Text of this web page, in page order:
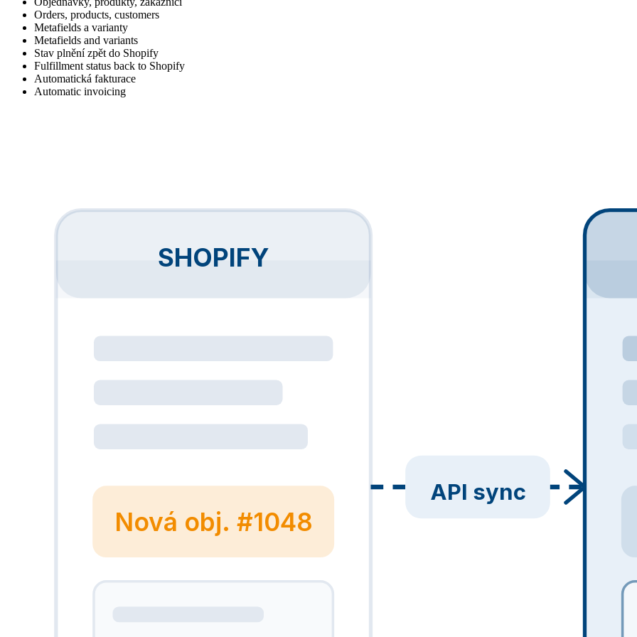
Orders, products, customers
Metafields a varianty
Metafields and variants
Stav plnění zpět do Shopify
Fulfillment status back to Shopify
Automatická fakturace
Automatic invoicing
SHOPIFY
Nová obj. #1048
API sync